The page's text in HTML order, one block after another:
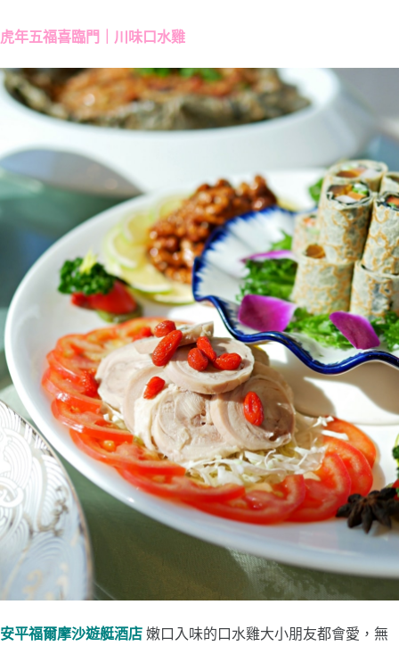
虎年五福喜臨門｜川味口水雞
安平福爾摩沙遊艇酒店 嫩口入味的口水雞大小朋友都會愛，無